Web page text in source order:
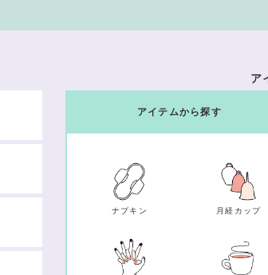
ア
アイテムから探す
ナプキン 月経カップ